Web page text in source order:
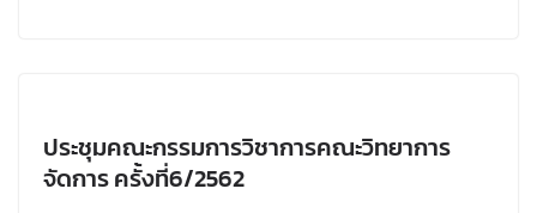
ประชุมคณะกรรมการวิชาการคณะวิทยาการ
จัดการ ครั้งที่6/2562